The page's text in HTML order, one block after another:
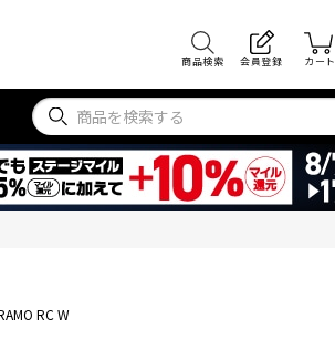
商品検索 会員登録 カート
RC W